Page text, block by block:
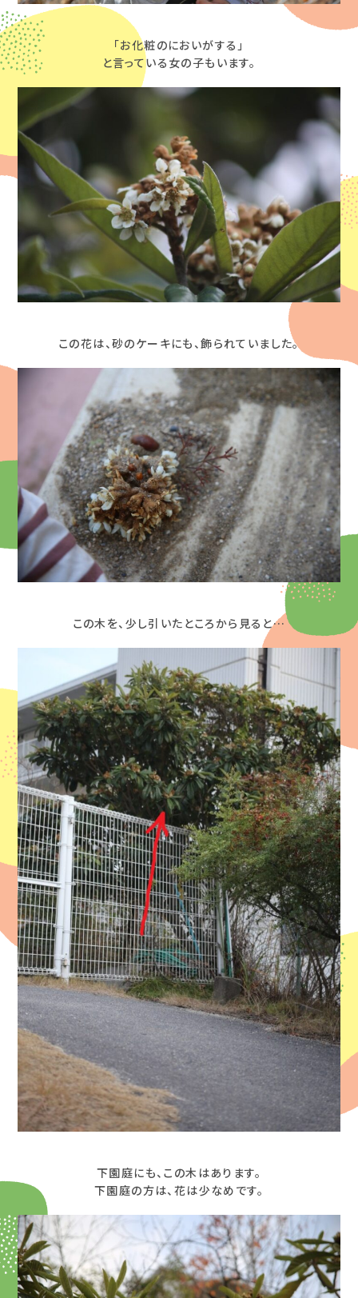
「お化粧のにおいがする」
と言っている女の子もいます。
この花は、砂のケーキにも、飾られていました。
この木を、少し引いたところから見ると…
下園庭にも、この木はあります。
下園庭の方は、花は少なめです。